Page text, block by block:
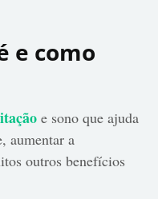
e como
e sono que ajuda
aumentar a
outros benefícios